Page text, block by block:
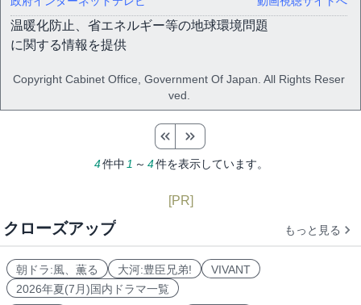
温暖化防止、省エネルギー等の地球環境問題
に関する情報を提供
Copyright Cabinet Office, Government Of Japan. All Rights Reser
ved.
4件中 1 ～ 4件を表示しています。
[PR]
クローズアップ もっと見る
朝ドラ:風、薫る 大河:豊臣兄弟!
VIVANT
2026年夏(7月)国内ドラマ一覧